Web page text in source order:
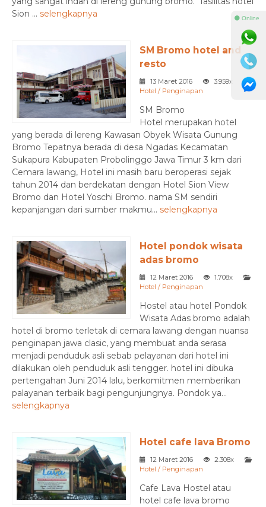
Sion ... selengkapnya
SM Bromo hotel and
resto
13 Maret 2016
3.959x
Hotel / Penginapan
SM Bromo
Hotel merupakan hotel
yang berada di lereng Kawasan Obyek Wisata Gunung
Bromo Tepatnya berada di desa Ngadas Kecamatan
Sukapura Kabupaten Probolinggo Jawa Timur 3 km dari
Cemara lawang, Hotel ini masih baru beroperasi sejak
tahun 2014 dan berdekatan dengan Hotel Sion View
Bromo dan Hotel Yoschi Bromo. nama SM sendiri
kepanjangan dari sumber makmu... selengkapnya
Hotel pondok wisata
adas bromo
12 Maret 2016
1.708x
Hotel / Penginapan
Hostel atau hotel Pondok
Wisata Adas bromo adalah
hotel di bromo terletak di cemara lawang dengan nuansa
penginapan jawa clasic, yang membuat anda serasa
menjadi penduduk asli sebab pelayanan dari hotel ini
dilakukan oleh penduduk asli tengger. hotel ini dibuka
pertengahan Juni 2014 lalu, berkomitmen memberikan
palayanan terbaik bagi pengunjungnya. Pondok ya...
selengkapnya
Hotel cafe lava Bromo
12 Maret 2016
2.308x
Hotel / Penginapan
Cafe Lava Hostel atau
hotel cafe lava bromo
⚫ Online